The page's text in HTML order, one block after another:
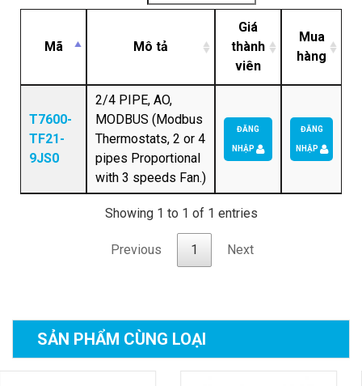
Mã Mô tả
Giá
thành
viên
Mua
hàng
T7600-
TF21-
9JS0
2/4 PIPE, AO,
MODBUS (Modbus
Thermostats, 2 or 4
pipes Proportional
with 3 speeds Fan.)
ĐĂNG
NHẬP
ĐĂNG
NHẬP
Showing 1 to 1 of 1 entries
Previous 1 Next
SẢN PHẨM CÙNG LOẠI